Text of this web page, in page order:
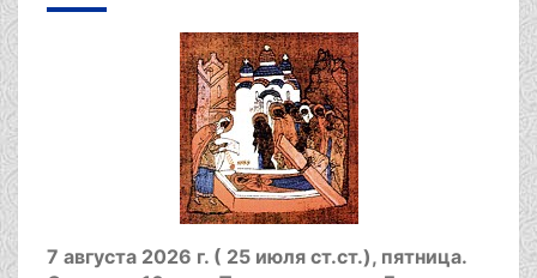
7 августа 2026 г. ( 25 июля ст.ст.), пятница.